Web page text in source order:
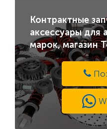
Контрактные
аксессуары для
марок, магазин